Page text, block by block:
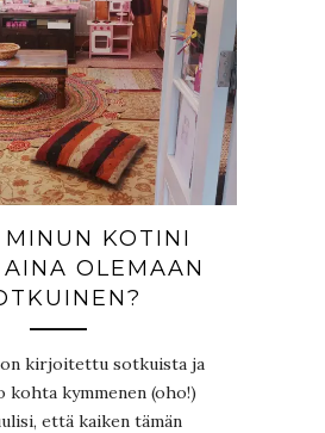
KOTINI
OLEMAAN
on kirjoitettu sotkuista ja
kohta kymmenen (oho!)
että kaiken tämän